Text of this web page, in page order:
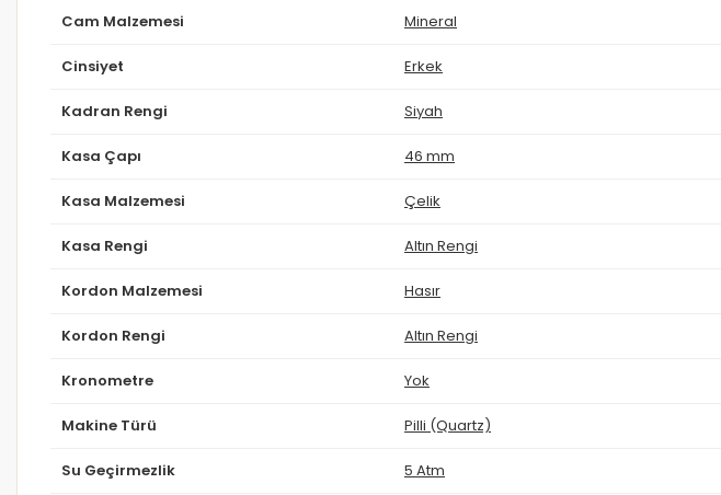
Cam Malzemesi Mineral
Cinsiyet Erkek
Kadran Rengi Siyah
Kasa Çapı 46 mm
Kasa Malzemesi Çelik
Kasa Rengi Altın Rengi
Kordon Malzemesi Hasır
Kordon Rengi Altın Rengi
Kronometre Yok
Makine Türü Pilli (Quartz)
Su Geçirmezlik 5 Atm